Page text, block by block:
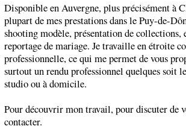
Disponible en Auvergne, plus précisément à
plupart de mes prestations dans le Puy-de-
shooting modèle, présentation de collections,
reportage de mariage. Je travaille en étroite
professionnelle, ce qui me permet de vous
surtout un rendu professionnel quelques soit
studio ou à domicile.
Pour découvrir mon travail, pour discuter de
contacter.